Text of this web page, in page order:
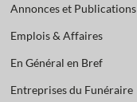
Annonces et Publications
Emplois & Affaires
En Général en Bref
Entreprises du Funéraire